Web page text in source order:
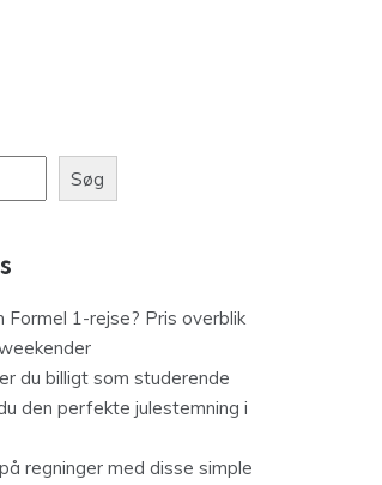
Søg
Formel 1-rejse? Pris overblik
du billigt som studerende
den perfekte julestemning i
regninger med disse simple